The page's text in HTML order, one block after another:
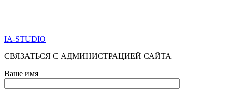
IA-STUDIO
СВЯЗАТЬСЯ С АДМИНИСТРАЦИЕЙ САЙТА
Ваше имя